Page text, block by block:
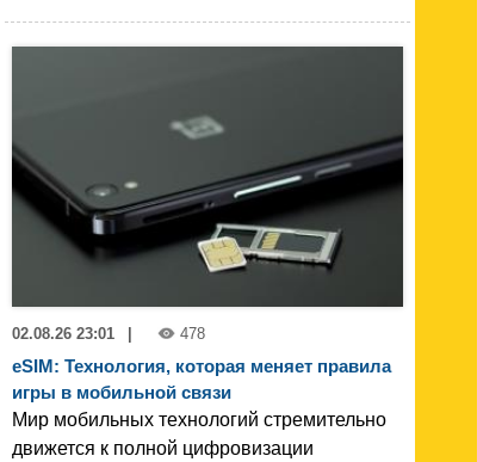
02.08.26 23:01 478
eSIM: Технология, которая меняет правила
игры в мобильной связи
Мир мобильных технологий стремительно
движется к полной цифровизации